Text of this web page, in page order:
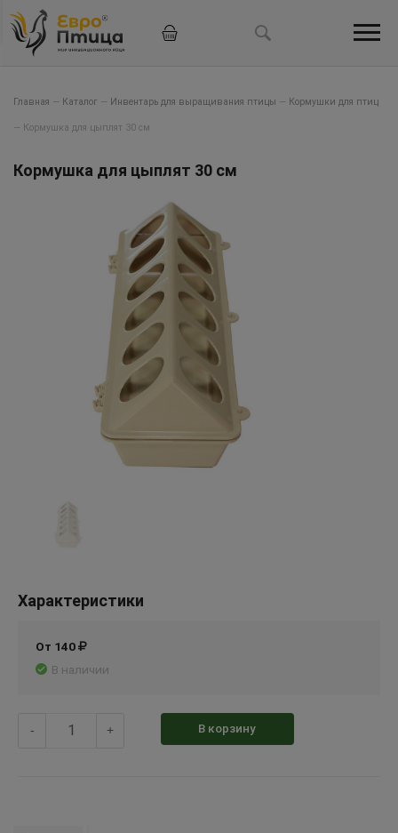
Главная — Каталог — Инвентарь для выращивания птицы — Кормушки для птиц
— Кормушка для цыплят 30 см
Кормушка для цыплят 30 см
От 140
В наличии
Характеристики
- + В корзину